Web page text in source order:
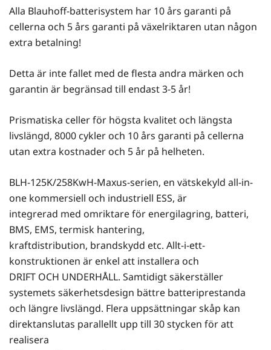
Alla Blauhoff-batterisystem har 10 års garanti på
cellerna och 5 års garanti på växelriktaren utan någon
extra betalning!
Detta är inte fallet med de flesta andra märken och
garantin är begränsad till endast 3-5 år!
Prismatiska celler för högsta kvalitet och längsta
livslängd, 8000 cykler och 10 års garanti på cellerna
utan extra kostnader och 5 år på helheten.
BLH-125K/258KwH-Maxus-serien, en vätskekyld all-in-
one kommersiell och industriell ESS, är
integrerad med omriktare för energilagring, batteri,
BMS, EMS, termisk hantering,
kraftdistribution, brandskydd etc. Allt-i-ett-
konstruktionen är enkel att installera och
DRIFT OCH UNDERHÅLL. Samtidigt säkerställer
systemets säkerhetsdesign bättre batteriprestanda
och längre livslängd. Flera uppsättningar skåp kan
direktanslutas parallellt upp till 30 stycken för att
realisera